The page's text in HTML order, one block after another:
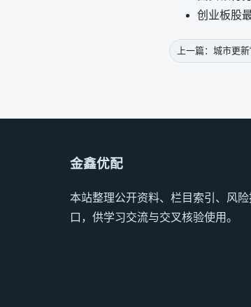
创业板股
上一篇：城市更
金鑫优配
本站整理公开资料、栏目索引、风
口，供学习交流与交叉核验使用。